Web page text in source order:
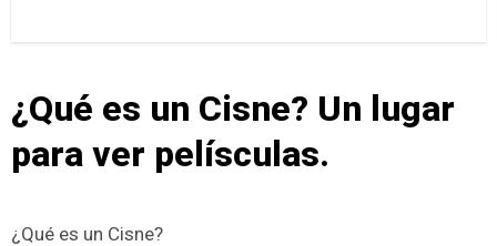
¿Qué es un Cisne? Un lugar
para ver pelísculas.
¿Qué es un Cisne?